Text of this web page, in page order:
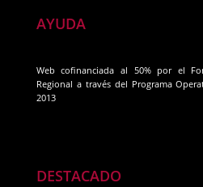
AYUDA
Web cofinanciada al 50% por el
Regional a través del Programa
2013
DESTACADO